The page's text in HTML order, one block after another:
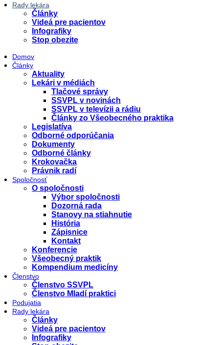
Rady lekára
Články
Videá pre pacientov
Infografiky
Stop obezite
Domov
Články
Aktuality
Lekári v médiách
Tlačové správy
SSVPL v novinách
SSVPL v televízii a rádiu
Články zo Všeobecného praktika
Legislatíva
Odborné odporúčania
Dokumenty
Odborné články
Krokovačka
Právnik radí
Spoločnosť
O spoločnosti
Výbor spoločnosti
Dozorná rada
Stanovy na stiahnutie
História
Zápisnice
Kontakt
Konferencie
Všeobecný praktik
Kompendium medicíny
Členstvo
Členstvo SSVPL
Členstvo Mladí praktici
Podujatia
Rady lekára
Články
Videá pre pacientov
Infografiky